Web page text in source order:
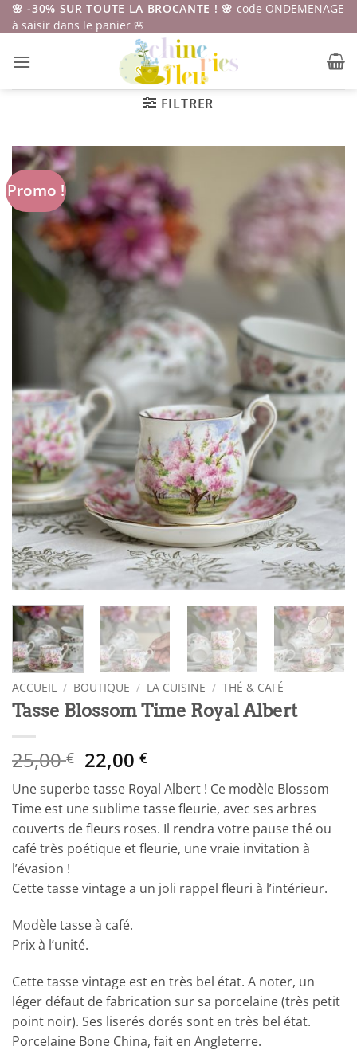
Passer
au
🌸 -30% SUR TOUTE LA BROCANTE ! 🌸 code ONDEMENAGE
à saisir dans le panier 🌸
FILTRER
Promo !
ACCUEIL / BOUTIQUE / LA CUISINE / THÉ & CAFÉ
Tasse Blossom Time Royal Albert
25,00€ Le
prix
initial
était :
25,00 €.
22,00€Le
prix
actuel
est :
22,00 €.
Une superbe tasse Royal Albert ! Ce modèle Blossom
Time est une sublime tasse fleurie, avec ses arbres
couverts de fleurs roses. Il rendra votre pause thé ou
café très poétique et fleurie, une vraie invitation à
l’évasion !
Cette tasse vintage a un joli rappel fleuri à l’intérieur.
Modèle tasse à café.
Prix à l’unité.
Cette tasse vintage est en très bel état. A noter, un
léger défaut de fabrication sur sa porcelaine (très petit
point noir). Ses liserés dorés sont en très bel état.
Porcelaine Bone China, fait en Angleterre.